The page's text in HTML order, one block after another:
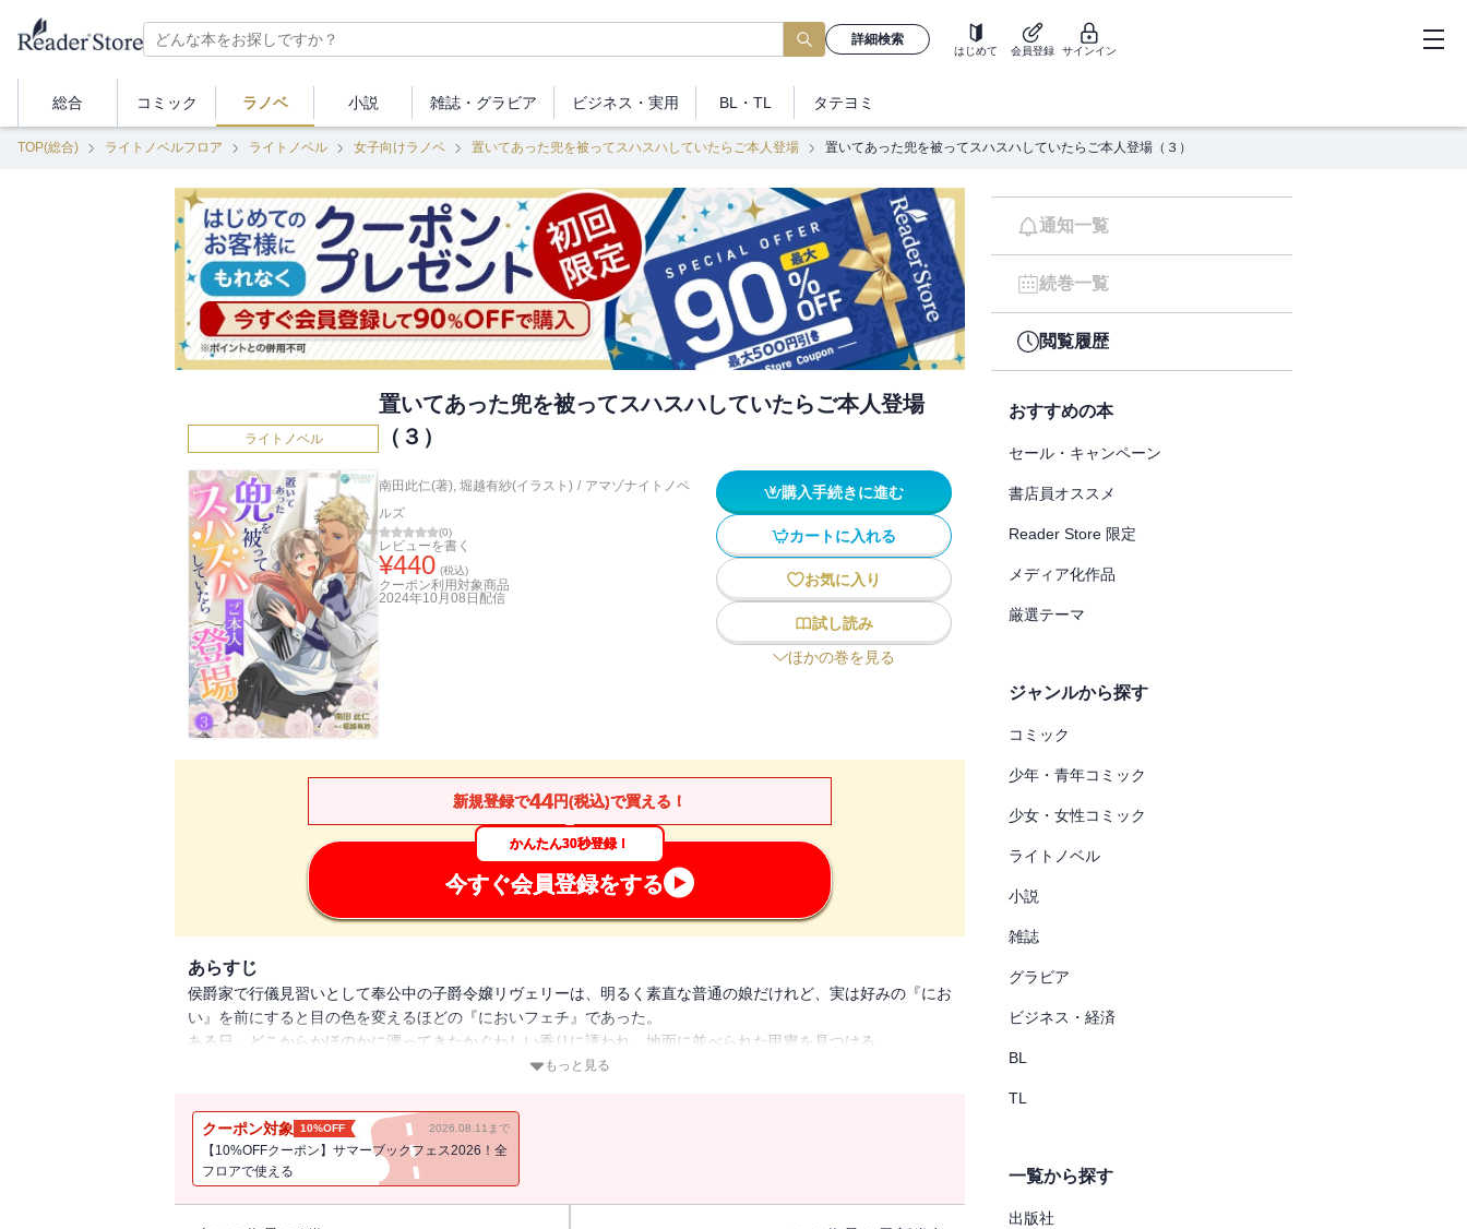
詳細検索
はじめて 会員登録 サインイン
総合 コミック ラノベ 小説 雑誌・ グラビア ビジネス ・実用 BL・TL タテヨミ
TOP(総合) ライトノベルフロア ライトノベル 女子向けラノベ 置いてあった兜を被ってスハスハしていたらご本人登場 置いてあった兜を被ってスハスハしていたらご本人登場（３）
ライトノベル
置いてあった兜を被ってスハスハしていたらご本人登場
（３）
南田此仁(著), 堀越有紗(イラスト) / アマゾナイトノベ
ルズ
(0)
レビューを書く
¥440 (税込)
クーポン利用対象商品
2024年10月08日 配信
購入手続きに進む
カートに入れる
お気に入り
試し読み
ほかの巻を見る
新規登録で44円(税込)で買える！
かんたん30秒登録！
今すぐ会員登録をする
あらすじ
侯爵家で行儀見習いとして奉公中の子爵令嬢リヴェリーは、明るく素直な普通の娘だけれど、実は好みの『にお
い』を前にすると目の色を変えるほどの『においフェチ』であった。
ある日、どこからかほのかに漂ってきたかぐわしい香りに誘われ、地面に並べられた甲冑を見つける。
思わず顔をつっこみスハスハすると、男らしく野性的でいて、情熱的ななかにも爽やかさをあわせ持つ、最高に
そのにおいに抗うことができず、兜を被ったまま夢中で極上の香りを堪能していたら、兜の持ち主であり勤め先
の侯爵家当主であるグレニスに見つかってしまう。
しどろもどろになるリヴェリーを怪しんだグレニスに間者の疑いをかけられ、翌日から毎朝『尋問』を受けるこ
とになった。
鍛錬後の『汗だく抱擁』を罰だと考えているらしいグレニスに抱きしめられて、立ち上る汗の香りにうっとりと
もっと見る
クーポン対象 10%OFF 2026.08.11まで
【10%OFFクーポン】サマーブックフェス2026！全
フロアで使える
通知一覧
続巻一覧
閲覧履歴
おすすめの本
セール・キャンペーン
書店員オススメ
Reader Store 限定
メディア化作品
厳選テーマ
ジャンルから探す
コミック
少年・青年コミック
少女・女性コミック
ライトノベル
小説
雑誌
グラビア
ビジネス・経済
BL
TL
一覧から探す
出版社